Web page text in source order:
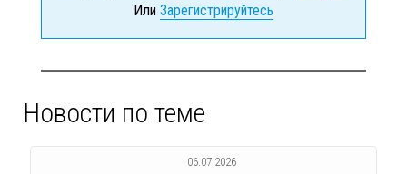
Или Зарегистрируйтесь
Новости по теме
06.07.2026